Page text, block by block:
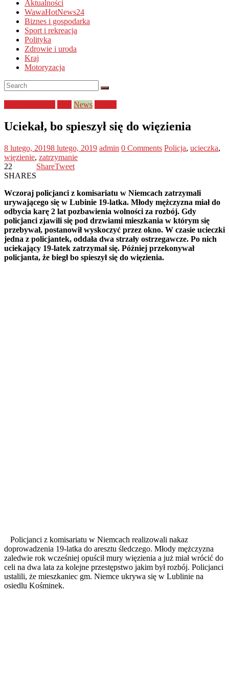
Aktualności
WawaHotNews24
Biznes i gospodarka
Sport i rekreacja
Polityka
Zdrowie i uroda
Kraj
Motoryzacja
News
Uciekał, bo spieszył się do więzienia
8 lutego, 20198 lutego, 2019 admin 0 Comments Policja, ucieczka,
więzienie, zatrzymanie
22
SHARES
ShareTweet
Wczoraj policjanci z komisariatu w Niemcach zatrzymali
urywającego się w Lubinie 19-latka. Młody mężczyzna miał do
odbycia karę 2 lat pozbawienia wolności za rozbój. Gdy
policjanci zjawili się pod drzwiami mieszkania w którym się
przebywał, postanowił wyskoczyć przez okno. W czasie ucieczki
jedna z policjantek, oddała dwa strzały ostrzegawcze. Po nich
uciekający 19-latek zatrzymał się. Później przekonywał
policjanta, że biegł bo spieszył się do więzienia.
Policjanci z komisariatu w Niemcach realizowali nakaz
doprowadzenia 19-latka do aresztu śledczego. Młody mężczyzna
zaledwie rok wcześniej opuścił mury więzienia a już miał wrócić do
celi na dwa lata za kolejne przestępstwo jakim był rozbój. Policjanci
ustalili, że mieszkaniec gm. Niemce ukrywa się w Lublinie na
osiedlu Kośminek.